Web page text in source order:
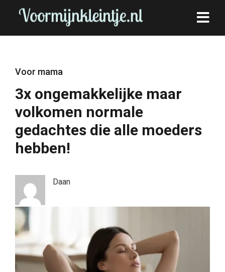
Voor mama
3x ongemakkelijke maar
volkomen normale
gedachtes die alle moeders
hebben!
Daan